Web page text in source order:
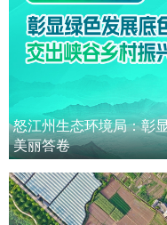
怒江州生态环境局：彰
美丽答卷